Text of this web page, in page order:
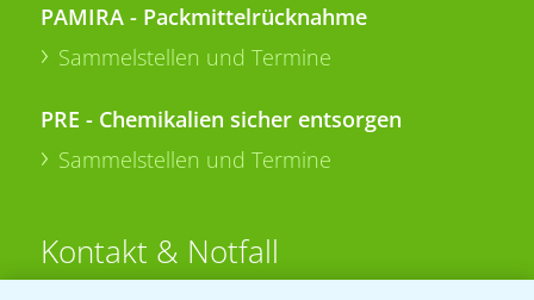
PAMIRA - Packmittelrücknahme
Sammelstellen und Termine
PRE - Chemikalien sicher entsorgen
Sammelstellen und Termine
Kontakt & Notfall